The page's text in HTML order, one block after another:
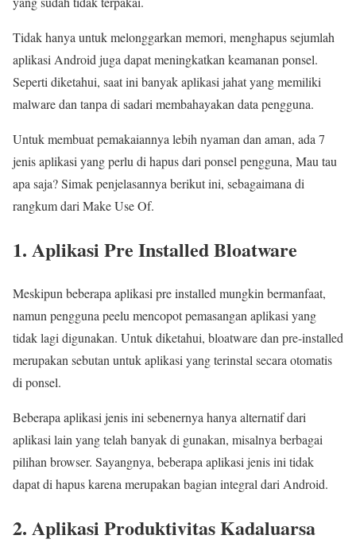
Tidak hanya untuk melonggarkan memori, menghapus sejumlah
aplikasi Android juga dapat meningkatkan keamanan ponsel.
Seperti diketahui, saat ini banyak aplikasi jahat yang memiliki
malware dan tanpa di sadari membahayakan data pengguna.
Untuk membuat pemakaiannya lebih nyaman dan aman, ada 7
jenis aplikasi yang perlu di hapus dari ponsel pengguna, Mau tau
apa saja? Simak penjelasannya berikut ini, sebagaimana di
rangkum dari Make Use Of.
1. Aplikasi Pre Installed Bloatware
Meskipun beberapa aplikasi pre installed mungkin bermanfaat,
namun pengguna peelu mencopot pemasangan aplikasi yang
tidak lagi digunakan. Untuk diketahui, bloatware dan pre-installed
merupakan sebutan untuk aplikasi yang terinstal secara otomatis
di ponsel.
Beberapa aplikasi jenis ini sebenernya hanya alternatif dari
aplikasi lain yang telah banyak di gunakan, misalnya berbagai
pilihan browser. Sayangnya, beberapa aplikasi jenis ini tidak
dapat di hapus karena merupakan bagian integral dari Android.
2. Aplikasi Produktivitas Kadaluarsa